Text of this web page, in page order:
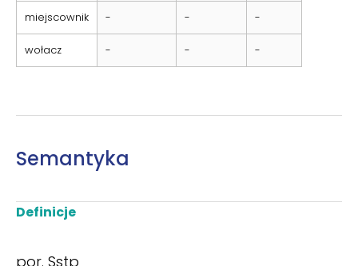
miejscownik - - -
wołacz - - -
Semantyka
Definicje
por. Sstp